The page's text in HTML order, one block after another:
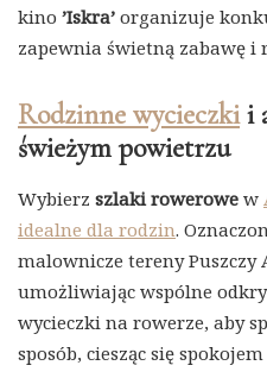
kino ’Iskra’ organizuje
zapewnia świetną zabawę i
Rodzinne wycieczkii
świeżym powietrzu
Wybierz szlaki rowerowe w
idealne dla rodzin.
malownicze tereny Puszczy
umożliwiając wspólne
wycieczki na rowerze, aby
sposób, ciesząc się